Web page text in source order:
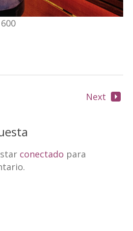
Next
conectado para